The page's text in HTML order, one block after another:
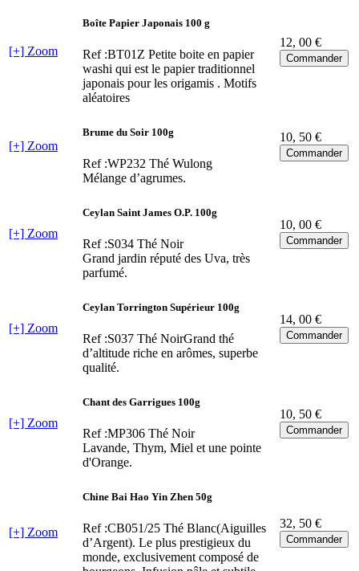
[+] Zoom
Boîte Papier Japonais 100 g
Ref :BT01Z Petite boite en papier
washi qui est le papier traditionnel
japonais pour les origamis . Motifs
aléatoires
12, 00 €
[+] Zoom
Brume du Soir 100g
Ref :WP232 Thé Wulong
Mélange d’agrumes.
10, 50 €
[+] Zoom
Ceylan Saint James O.P. 100g
Ref :S034 Thé Noir
Grand jardin réputé des Uva, très
parfumé.
10, 00 €
[+] Zoom
Ceylan Torrington Supérieur 100g
Ref :S037 Thé NoirGrand thé
d’altitude riche en arômes, superbe
qualité.
14, 00 €
[+] Zoom
Chant des Garrigues 100g
Ref :MP306 Thé Noir
Lavande, Thym, Miel et une pointe
d'Orange.
10, 50 €
[+] Zoom
Chine Bai Hao Yin Zhen 50g
Ref :CB051/25 Thé Blanc(Aiguilles
d’Argent). Le plus prestigieux du
monde, exclusivement composé de
32, 50 €